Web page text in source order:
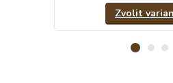
Zvolit